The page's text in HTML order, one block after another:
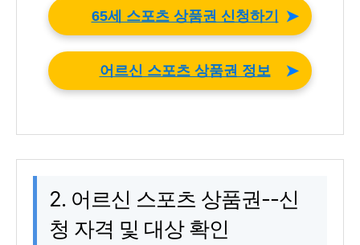
65세 스포츠 상품권 신청하기 ➤
어르신 스포츠 상품권 정보 ➤
2. 어르신 스포츠 상품권--신
청 자격 및 대상 확인